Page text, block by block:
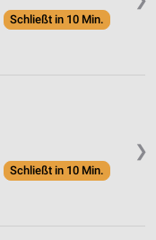
Schließt in 10 Min.
❯
Schließt in 10 Min.